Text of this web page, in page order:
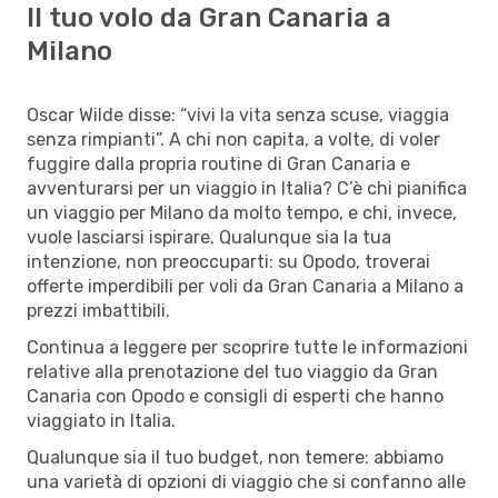
Il tuo volo da Gran Canaria a
Milano
Oscar Wilde disse: “vivi la vita senza scuse, viaggia
senza rimpianti”. A chi non capita, a volte, di voler
fuggire dalla propria routine di Gran Canaria e
avventurarsi per un viaggio in Italia? C’è chi pianifica
un viaggio per Milano da molto tempo, e chi, invece,
vuole lasciarsi ispirare. Qualunque sia la tua
intenzione, non preoccuparti: su Opodo, troverai
offerte imperdibili per voli da Gran Canaria a Milano a
prezzi imbattibili.
Continua a leggere per scoprire tutte le informazioni
relative alla prenotazione del tuo viaggio da Gran
Canaria con Opodo e consigli di esperti che hanno
viaggiato in Italia.
Qualunque sia il tuo budget, non temere: abbiamo
una varietà di opzioni di viaggio che si confanno alle